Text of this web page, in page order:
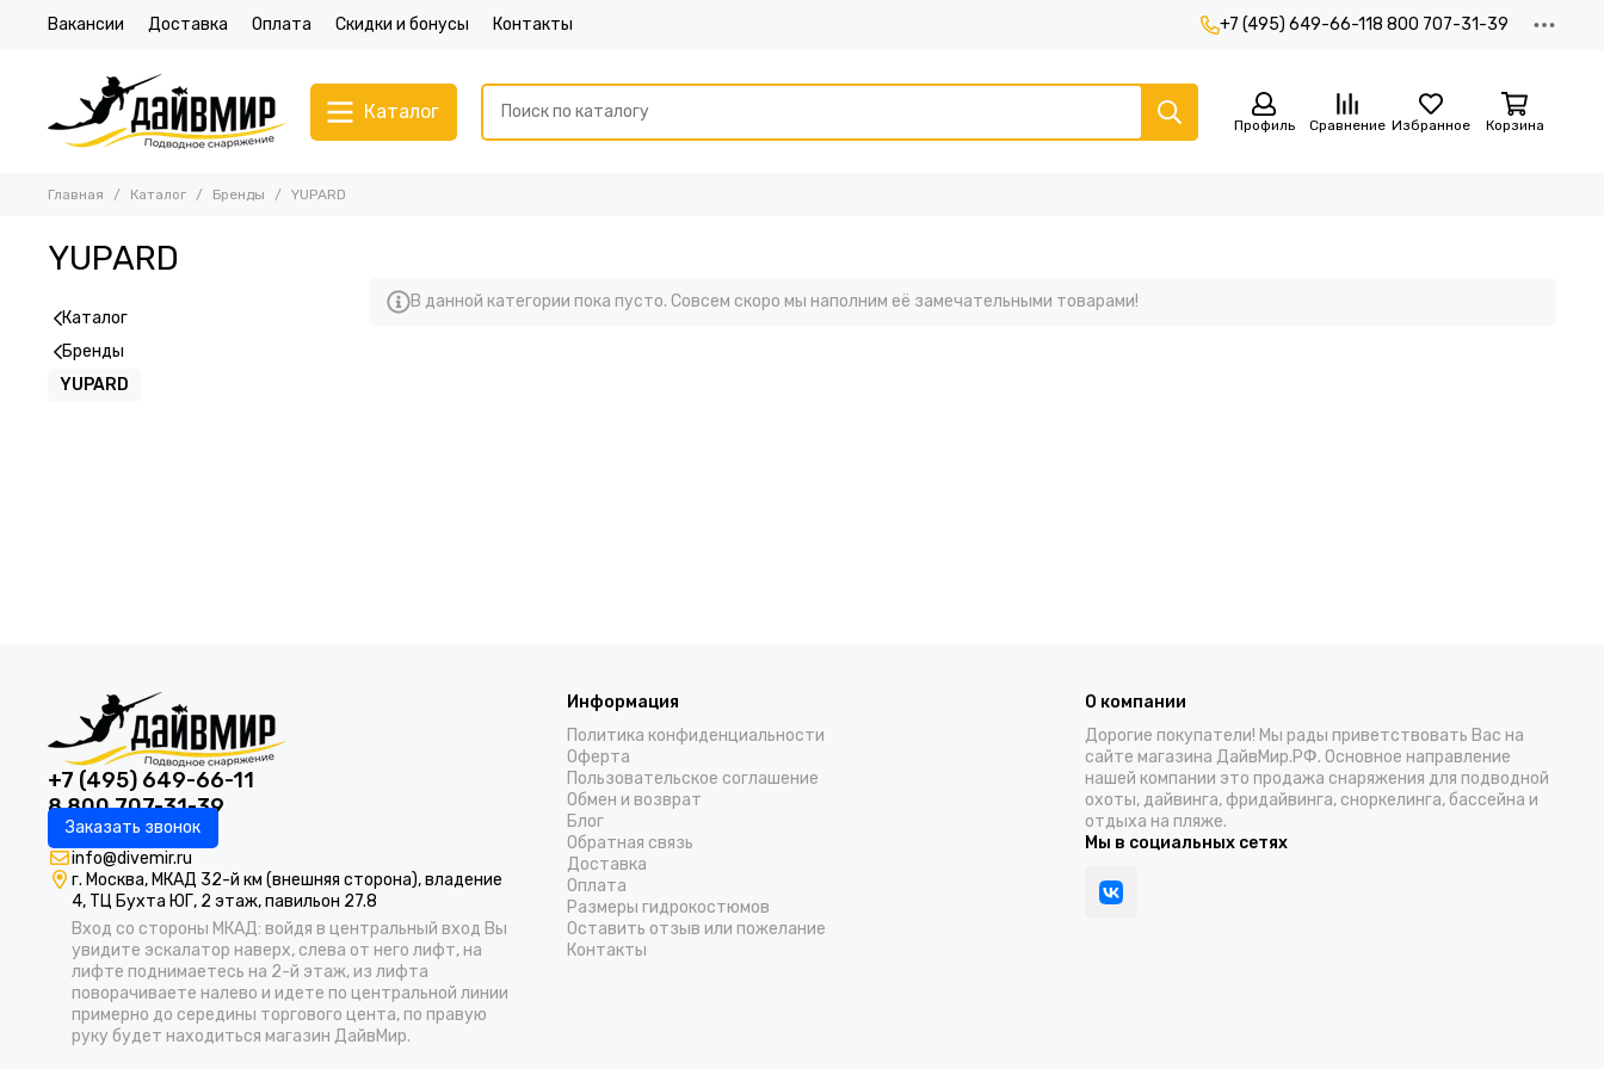
Вакансии Доставка Оплата Скидки и бонусы Контакты +7 (495) 649-66-118 800 707-31-39
Каталог
Профиль Сравнение Избранное Корзина
Главная Каталог Бренды YUPARD
YUPARD
В данной категории пока пусто. Совсем скоро мы наполним её замечательными товарами!
Каталог
Бренды
YUPARD
+7 (495) 649-66-11
8 800 707-31-39
Заказать звонок
info@divemir.ru
г. Москва, МКАД 32-й км (внешняя сторона), владение
4, ТЦ Бухта ЮГ, 2 этаж, павильон 27.8
Вход со стороны МКАД: войдя в центральный вход Вы
увидите эскалатор наверх, слева от него лифт, на
лифте поднимаетесь на 2-й этаж, из лифта
поворачиваете налево и идете по центральной линии
примерно до середины торгового цента, по правую
руку будет находиться магазин ДайвМир.
Информация
Политика конфиденциальности
Оферта
Пользовательское соглашение
Обмен и возврат
Блог
Обратная связь
Доставка
Оплата
Размеры гидрокостюмов
Оставить отзыв или пожелание
Контакты
О компании
Дорогие покупатели! Мы рады приветствовать Вас на
сайте магазина ДайвМир.РФ. Основное направление
нашей компании это продажа снаряжения для подводной
охоты, дайвинга, фридайвинга, сноркелинга, бассейна и
отдыха на пляже.
Мы в социальных сетях